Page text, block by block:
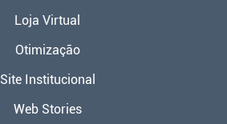
Loja Virtual
Otimização
Site Institucional
Web Stories